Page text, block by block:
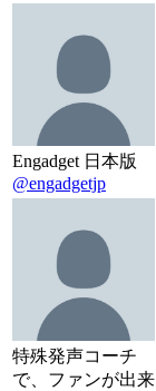
Engadget 日本版
@engadgetjp
特殊発声コーチ
で、ファンが出来